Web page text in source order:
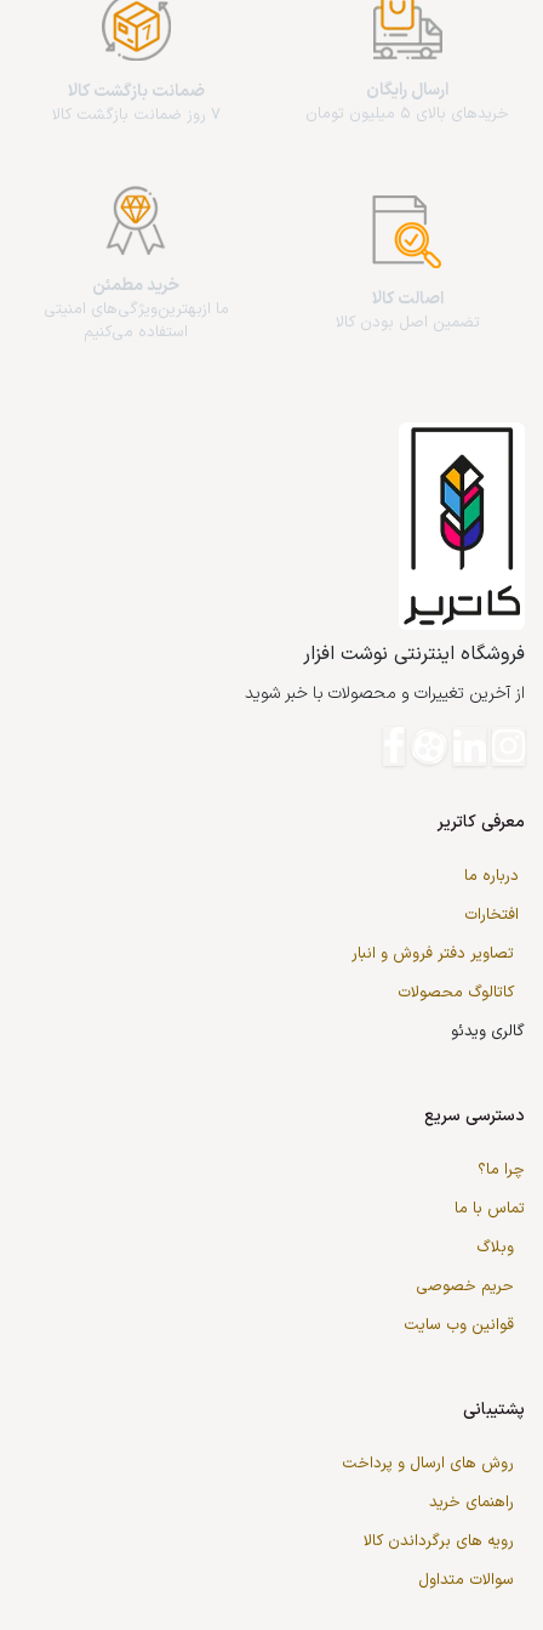
ارسال رایگان
خریدهای بالای 5 میلیون تومان
ضمانت بازگشت کالا
7 روز ضمانت بازگشت کالا
اصالت کالا
تضمین اصل بودن کالا
خرید مطمئن
ما از‌بهترین‌ویژگی‌های امنیتی
استفاده می‌کنیم
فروشگاه اینترنتی نوشت افزار
از آخرین تغییرات و محصولات با خبر شوید
معرفی کاتریر
درباره ما
افتخارات
تصاویر دفتر فروش و انبار
کاتالوگ محصولات
گالری ویدئو
دسترسی سریع
چرا ما؟
تماس با ما
وبلاگ
حریم خصوصی
قوانین وب سایت
پشتیبانی
روش های ارسال و پرداخت
راهنمای خرید
رویه های برگرداندن کالا
سوالات متداول